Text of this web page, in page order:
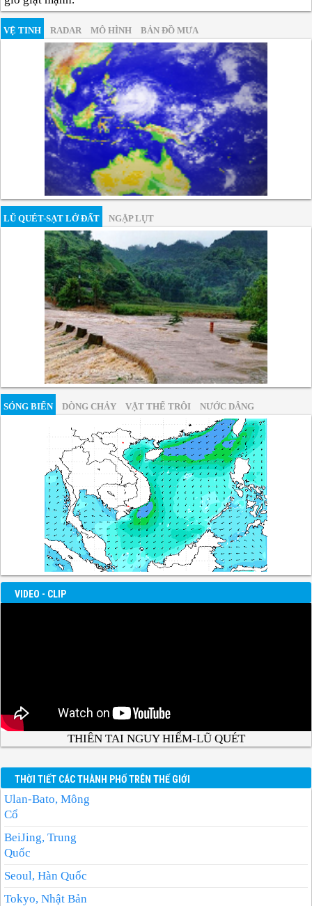
VỆ TINH RADAR MÔ HÌNH BẢN ĐỒ MƯA
LŨ QUÉT-SẠT LỞ ĐẤT NGẬP LỤT
SÓNG BIỂN DÒNG CHẢY VẬT THỂ TRÔI NƯỚC DÂNG
VIDEO - CLIP
THIÊN TAI NGUY HIỂM-LŨ QUÉT
THỜI TIẾT CÁC THÀNH PHỐ TRÊN THẾ GIỚI
Ulan-Bato, Mông
Cổ
BeiJing, Trung
Quốc
Seoul, Hàn Quốc
Tokyo, Nhật Bản